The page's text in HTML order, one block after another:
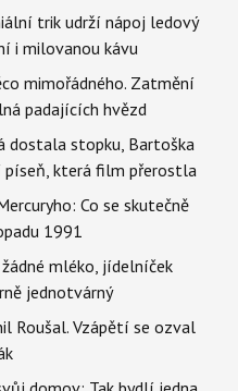
trik udrží nápoj ledový
i milovanou kávu
mimořádného. Zatmění
padajících hvězd
dostala stopku, Bartoška
která film přerostla
Co se skutečně
1991
žádné mléko, jídelníček
jednotvárný
Roušal. Vzápětí se ozval